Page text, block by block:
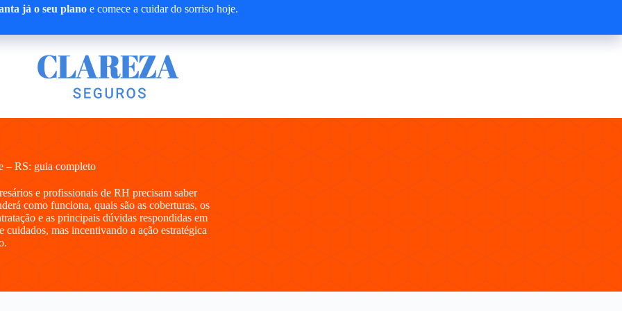
já o seu planoe comece a cuidar do sorriso hoje.
– RS: guia completo
e profissionais de RH precisam saber
como funciona, quais são as coberturas, os
e as principais dúvidas respondidas em
mas incentivando a ação estratégica